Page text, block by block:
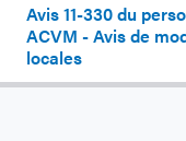
Avis 11-330 du
ACVM - Avis de
locales